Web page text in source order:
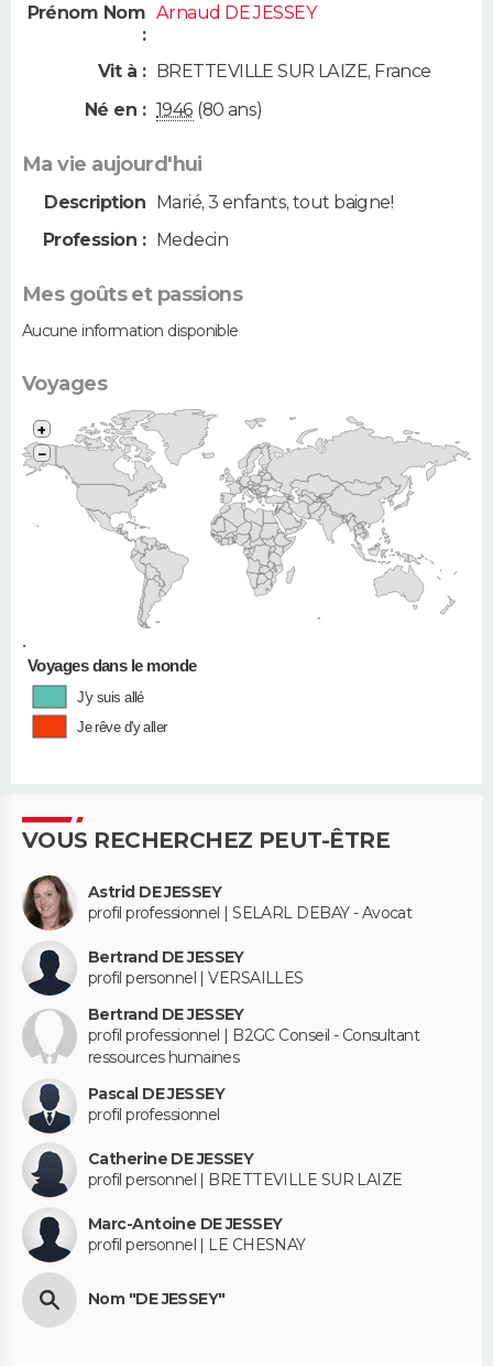
Prénom Nom
:
Arnaud DE JESSEY
Vit à : BRETTEVILLE SUR LAIZE, France
Né en : 1946 (80 ans)
Ma vie aujourd'hui
Description Marié, 3 enfants, tout baigne!
Profession : Medecin
Mes goûts et passions
Aucune information disponible
Voyages
•
+
−
Voyages dans le monde
J'y suis allé
Je rêve d'y aller
VOUS RECHERCHEZ PEUT-ÊTRE
Astrid DE JESSEY
profil professionnel | SELARL DEBAY - Avocat
Bertrand DE JESSEY
profil personnel | VERSAILLES
Bertrand DE JESSEY
profil professionnel | B2GC Conseil - Consultant
ressources humaines
Pascal DE JESSEY
profil professionnel
Catherine DE JESSEY
profil personnel | BRETTEVILLE SUR LAIZE
Marc-Antoine DE JESSEY
profil personnel | LE CHESNAY
Nom "DE JESSEY"